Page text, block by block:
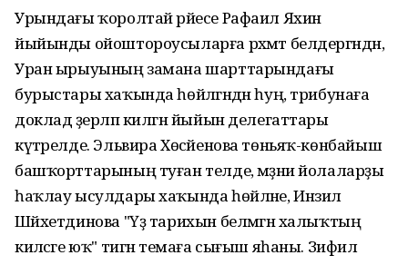
Урындағы ҡоролтай рәйесе Рафаил Яхин
йыйынды ойоштороусыларға рәхмәт белдергәндән,
Уран ырыуының замана шарттарындағы
бурыстары хаҡында һөйләгәндән һуң, трибунаға
доклад әҙерләп килгән йыйын делегаттары
күтәрелде. Эльвира Хөсәйенова төньяҡ-көнбайыш
башҡорттарының туған телде, мәҙәни йолаларҙы
һаҡлау ысулдары хаҡында һөйләне, Инзилә
Шәйхетдинова "Үҙ тарихын белмәгән халыҡтың
киләсәге юҡ" тигән темаға сығыш яһаны. Зифил